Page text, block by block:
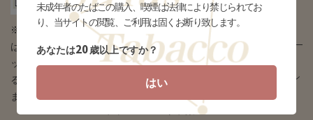
※タバコの場合
はデザインとパ
ッケージが異な
る場合がござい
ます
販売価格
¥2,000(税込)
※4月1日(水)価格改定されました※
マイルドでスパイシーなドミニカ産本格派シ
未成年者のたばこの購入、喫煙は法律により禁じられてお
り、当サイトの閲覧、ご利用は固くお断り致します。
あなたは20歳以上ですか？
はい